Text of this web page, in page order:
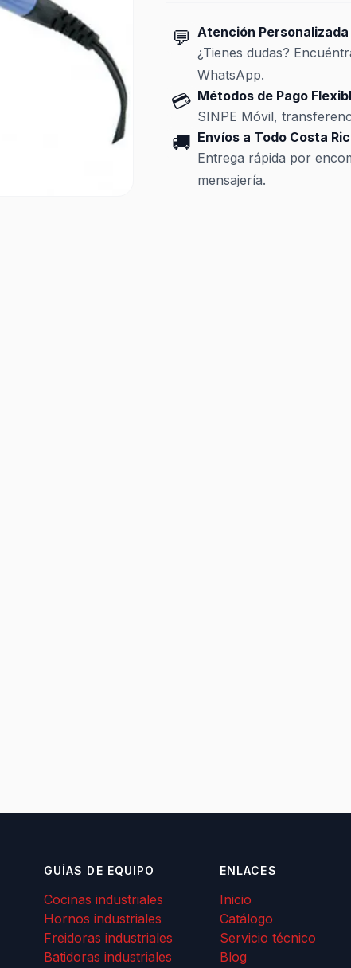
💬 Atención Personalizada
¿Tienes dudas?
WhatsApp.
💳 Métodos de Pago
SINPE Móvil,
🚚 Envíos a Todo Costa
Entrega rápida por
mensajería.
GUÍAS DE EQUIPO
Cocinas industriales
Hornos industriales
Freidoras industriales
Batidoras industriales
ENLACES
Inicio
Catálogo
Servicio técnico
Blog